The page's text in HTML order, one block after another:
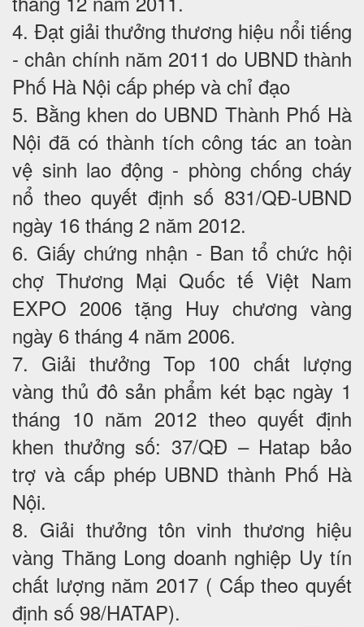
4. Đạt giải thưởng thương hiệu nổi tiếng
- chân chính năm 2011 do UBND thành
Phố Hà Nội cấp phép và chỉ đạo
5. Bằng khen do UBND Thành Phố Hà
Nội đã có thành tích công tác an toàn
vệ sinh lao động - phòng chống cháy
nổ theo quyết định số 831/QĐ-UBND
ngày 16 tháng 2 năm 2012.
6. Giấy chứng nhận - Ban tổ chức hội
chợ Thương Mại Quốc tế Việt Nam
EXPO 2006 tặng Huy chương vàng
ngày 6 tháng 4 năm 2006.
7. Giải thưởng Top 100 chất lượng
vàng thủ đô sản phẩm két bạc ngày 1
tháng 10 năm 2012 theo quyết định
khen thưởng số: 37/QĐ – Hatap bảo
trợ và cấp phép UBND thành Phố Hà
Nội.
8. Giải thưởng tôn vinh thương hiệu
vàng Thăng Long doanh nghiệp Uy tín
chất lượng năm 2017 ( Cấp theo quyết
định số 98/HATAP).